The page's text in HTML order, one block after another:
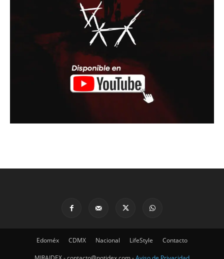
Edoméx CDMX Nacional LifeStyle Contacto